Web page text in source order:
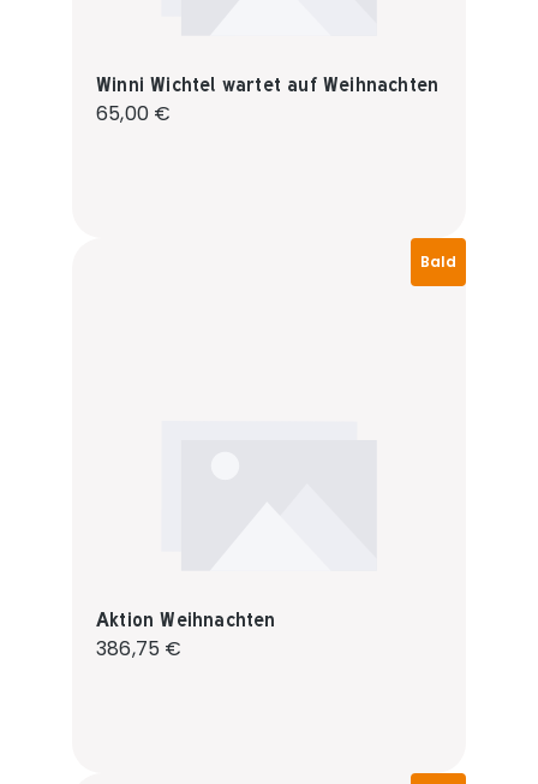
Winni Wichtel wartet auf Weihnachten
Regulärer Preis:
65,00 €
Bald
Aktion Weihnachten
Regulärer Preis:
386,75 €